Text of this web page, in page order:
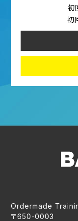
初
初
Ordermade
〒650-0003